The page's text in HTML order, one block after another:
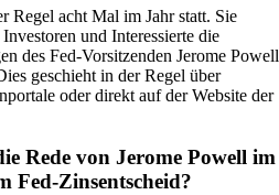
Regel acht Mal im Jahr statt. Sie
und Interessierte die
des Fed-Vorsitzenden Jerome Powell
geschieht in der Regel über
oder direkt auf der Website der
Rede von Jerome Powell im
Fed-Zinsentscheid?